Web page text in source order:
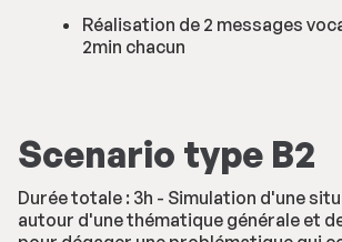
Réalisation de 2 messages
2min chacun
Scenario type B2
Durée totale : 3h - Simulation d'une
autour d'une thématique générale et